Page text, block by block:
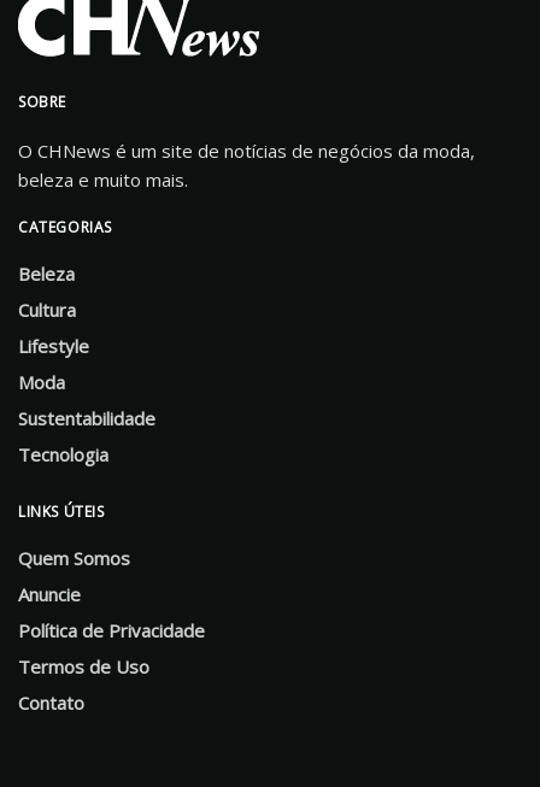
SOBRE
O CHNews é um site de notícias de negócios da moda,
beleza e muito mais.
CATEGORIAS
Beleza
Cultura
Lifestyle
Moda
Sustentabilidade
Tecnologia
LINKS ÚTEIS
Quem Somos
Anuncie
Política de Privacidade
Termos de Uso
Contato